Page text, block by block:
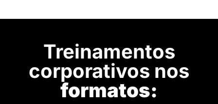
Treinamentos
corporativos nos
formatos: